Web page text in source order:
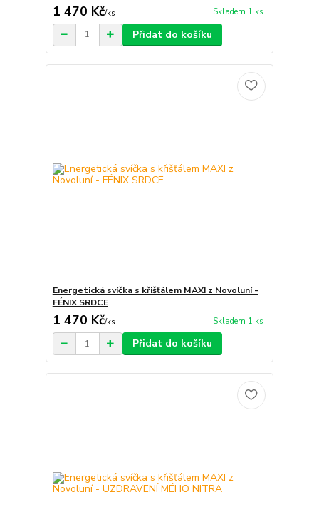
1 470 Kč/ks Skladem 1 ks
Přidat do košíku
Energetická svíčka s křišťálem MAXI z Novoluní -
FÉNIX SRDCE
1 470 Kč/ks Skladem 1 ks
Přidat do košíku